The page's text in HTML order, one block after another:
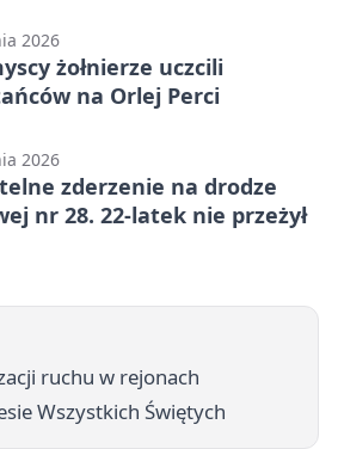
2026
żołnierze uczcili
na Orlej Perci
2026
zderzenie na drodze
nr 28. 22-latek nie przeżył
ruchu w rejonach
Wszystkich Świętych